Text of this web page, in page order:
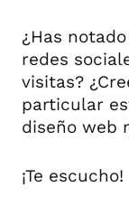
¿Has
redes
visitas?
particular
diseño web
¡Te escucho!